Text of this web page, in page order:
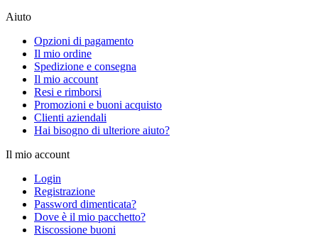
Aiuto
Opzioni di pagamento
Il mio ordine
Spedizione e consegna
Il mio account
Resi e rimborsi
Promozioni e buoni acquisto
Clienti aziendali
Hai bisogno di ulteriore aiuto?
Il mio account
Login
Registrazione
Password dimenticata?
Dove è il mio pacchetto?
Riscossione buoni